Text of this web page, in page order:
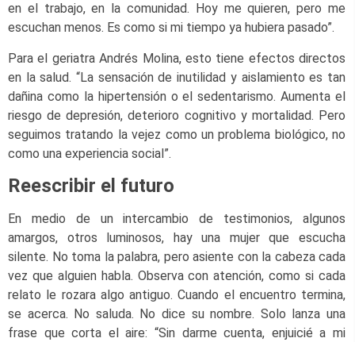
en el trabajo, en la comunidad. Hoy me quieren, pero me
escuchan menos. Es como si mi tiempo ya hubiera pasado”.
Para el geriatra Andrés Molina, esto tiene efectos directos
en la salud. “La sensación de inutilidad y aislamiento es tan
dañina como la hipertensión o el sedentarismo. Aumenta el
riesgo de depresión, deterioro cognitivo y mortalidad. Pero
seguimos tratando la vejez como un problema biológico, no
como una experiencia social”.
Reescribir el futuro
En medio de un intercambio de testimonios, algunos
amargos, otros luminosos, hay una mujer que escucha
silente. No toma la palabra, pero asiente con la cabeza cada
vez que alguien habla. Observa con atención, como si cada
relato le rozara algo antiguo. Cuando el encuentro termina,
se acerca. No saluda. No dice su nombre. Solo lanza una
frase que corta el aire: “Sin darme cuenta, enjuicié a mi